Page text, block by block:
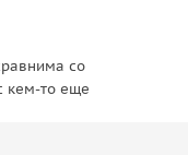
со
кем-то еще